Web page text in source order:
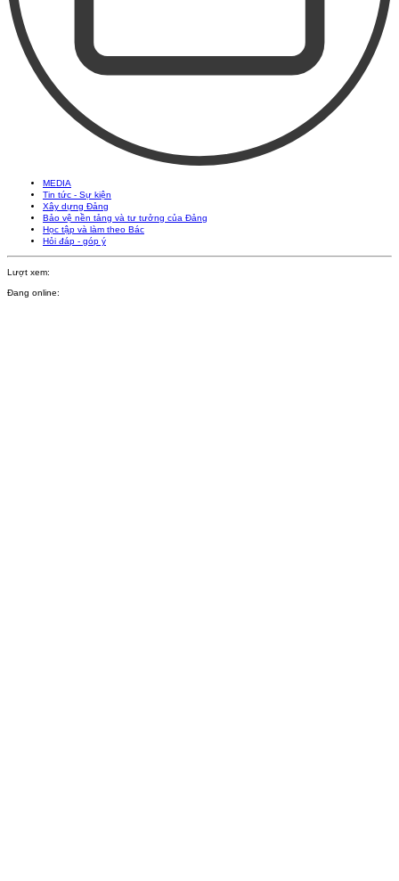
MEDIA
Tin tức - Sự kiện
Xây dựng Đảng
Bảo vệ nền tảng và tư tưởng của Đảng
Học tập và làm theo Bác
Hỏi đáp - góp ý
Lượt xem:
Đang online: